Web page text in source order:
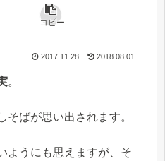
コピー
2017.11.28 2018.08.01
。
そばが思い出されます。
ようにも思えますが、そ